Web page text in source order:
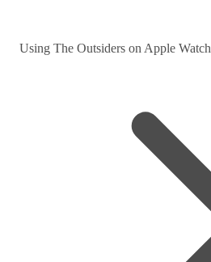
Using The Outsiders on Apple Watch